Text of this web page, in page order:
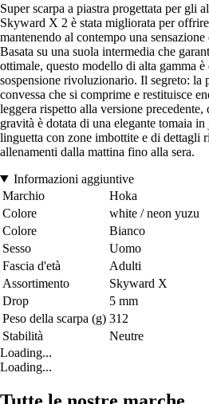
Super scarpa a piastra progettata per gli
Skyward X 2 è stata migliorata per
mantenendo al contempo una
Basata su una suola intermedia che
ottimale, questo modello di alta gamma
sospensione rivoluzionario. Il segreto: la
convessa che si comprime e restituisce
leggera rispetto alla versione precedente,
gravità è dotata di una elegante tomaia
linguetta con zone imbottite e di dettagli
allenamenti dalla mattina fino alla sera.
Informazioni aggiuntive
Marchio
Hoka
Colore
white / neon yuzu
Colore
Bianco
Sesso
Uomo
Fascia d'età
Adulti
Assortimento
Skyward X
Drop
5 mm
Peso della scarpa (g) 312
Stabilità
Neutre
Loading...
Loading...